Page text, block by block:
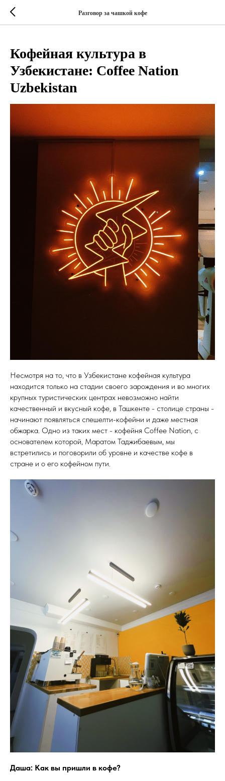
Разговор за чашкой кофе
Кофейная культура в
Узбекистане: Coffee Nation
Uzbekistan
Несмотря на то, что в Узбекистане кофейная культура
находится только на стадии своего зарождения и во многих
крупных туристических центрах невозможно найти
качественный и вкусный кофе, в Ташкенте - столице страны -
начинают появляться спешелти-кофейни и даже местная
обжарка. Одно из таких мест - кофейня Coffee Nation, с
основателем которой, Маратом Таджибаевым, мы
встретились и поговорили об уровне и качестве кофе в
стране и о его кофейном пути.
Даша: Как вы пришли в кофе?